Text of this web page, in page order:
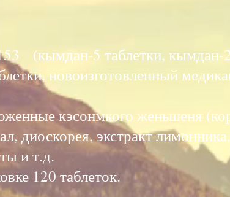
(кымдан-5 таблетки, кымдан-
новоизготовленный
кэсонмкого женьшеня
диоскорея, экстракт
и т.д.
120 таблеток.